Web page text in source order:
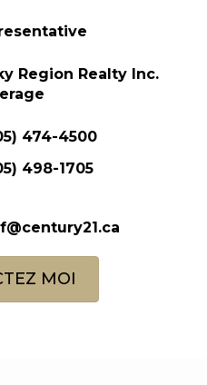
Region Realty Inc.
474-4500
498-1705
MOI